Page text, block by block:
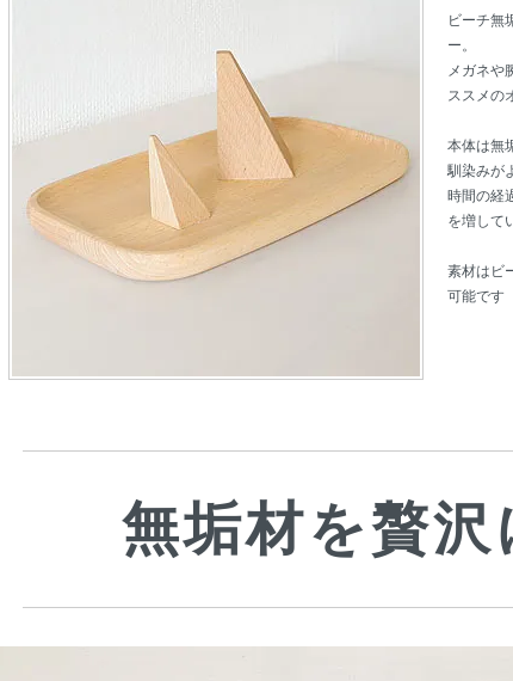
ビーチ無
ー。
メガネや
ススメの
本体は無
馴染みが
時間の経
を増して
素材はビ
可能です
無垢材を贅沢